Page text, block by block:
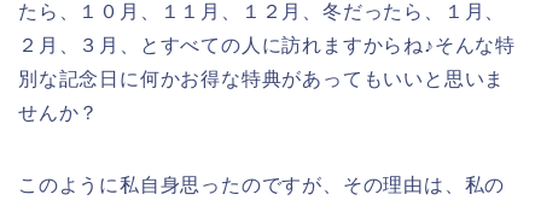
たら、１０月、１１月、１２月、冬だったら、１月、
２月、３月、とすべての人に訪れますからね♪そんな特
別な記念日に何かお得な特典があってもいいと思いま
せんか？
このように私自身思ったのですが、その理由は、私の